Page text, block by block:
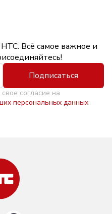
Всё самое важное и
Подписаться
согласие на
персональных данных